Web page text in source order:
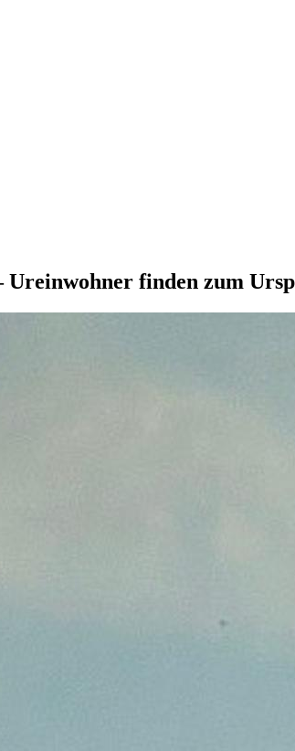
Ureinwohner finden zum